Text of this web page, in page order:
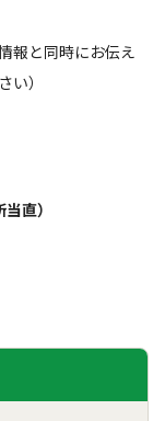
報と同時にお伝え
）
直）